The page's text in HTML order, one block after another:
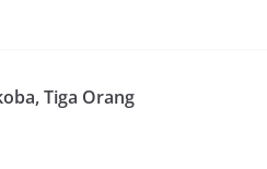
Tiga Orang